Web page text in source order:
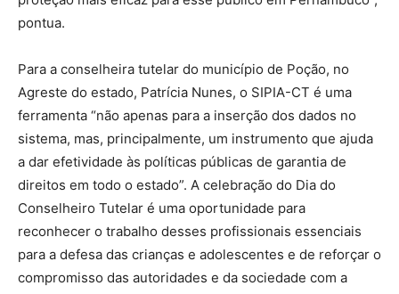
pontua.
Para a conselheira tutelar do município de Poção, no
Agreste do estado, Patrícia Nunes, o SIPIA-CT é uma
ferramenta “não apenas para a inserção dos dados no
sistema, mas, principalmente, um instrumento que ajuda
a dar efetividade às políticas públicas de garantia de
direitos em todo o estado”. A celebração do Dia do
Conselheiro Tutelar é uma oportunidade para
reconhecer o trabalho desses profissionais essenciais
para a defesa das crianças e adolescentes e de reforçar o
compromisso das autoridades e da sociedade com a